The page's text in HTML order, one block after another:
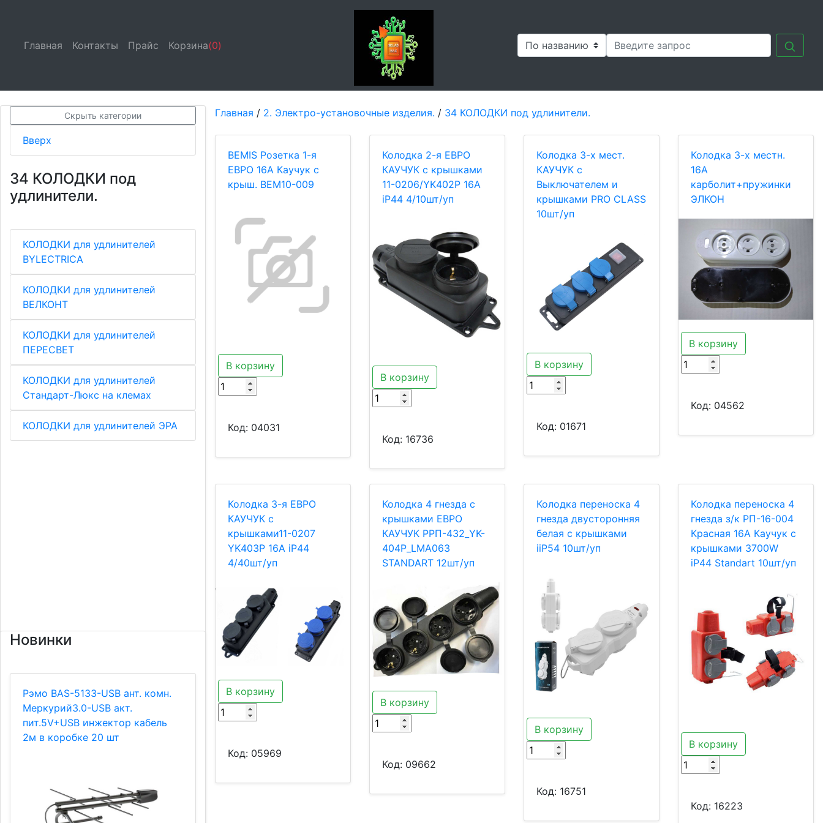
Главная (current)
Контакты (current)
Прайс (current)
Корзина(0)
Скрыть категории
Вверх
34 КОЛОДКИ под
удлинители.
КОЛОДКИ для удлинителей
BYLECTRICA
КОЛОДКИ для удлинителей
ВЕЛКОНТ
КОЛОДКИ для удлинителей
ПЕРЕСВЕТ
КОЛОДКИ для удлинителей
Стандарт-Люкс на клемах
КОЛОДКИ для удлинителей ЭРА
Новинки
Рэмо BAS-5133-USB ант. комн.
Меркурий3.0-USB акт.
пит.5V+USB инжектор кабель
2м в коробке 20 шт
Главная / 2. Электро-установочные изделия. / 34 КОЛОДКИ под удлинители.
BEMIS Розетка 1-я
ЕВРО 16A Каучук с
крыш. BEM10-009
В корзину
Код: 04031
Колодка 2-я ЕВРО
КАУЧУК с крышками
11-0206/YK402P 16А
iP44 4/10шт/уп
В корзину
Код: 16736
Колодка 3-х мест.
КАУЧУК с
Выключателем и
крышками PRO CLASS
10шт/уп
В корзину
Код: 01671
Колодка 3-х местн.
16А
карболит+пружинки
ЭЛКОН
В корзину
Код: 04562
Колодка 3-я ЕВРО
КАУЧУК с
крышками11-0207
YK403P 16А iP44
4/40шт/уп
В корзину
Код: 05969
Колодка 4 гнезда с
крышками ЕВРО
КАУЧУК РРП-432_YK-
404P_LMA063
STANDART 12шт/уп
В корзину
Код: 09662
Колодка переноска 4
гнезда двусторонняя
белая с крышками
iiP54 10шт/уп
В корзину
Код: 16751
Колодка переноска 4
гнезда з/к РП-16-004
Красная 16А Каучук с
крышками 3700W
iP44 Standart 10шт/уп
В корзину
Код: 16223